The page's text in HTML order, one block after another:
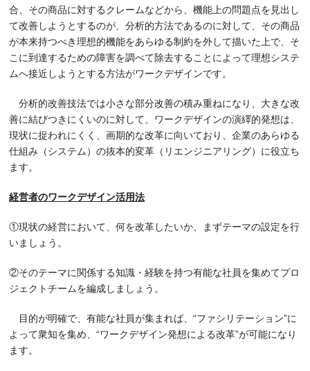
合、その商品に対するクレームなどから、機能上の問題点を見出し
て改善しようとするのが、分析的方法であるのに対して、その商品
が本来持つべき理想的機能をあらゆる制約を外して描いた上で、そ
こに到達するための障害を調べて除去することによって理想システ
ムへ接近しようとする方法がワークデザインです。
分析的改善技法では小さな部分改善の積み重ねになり、大きな改
善に結びつきにくいのに対して、ワークデザインの演繹的発想は、
現状に捉われにくく、画期的な改革に向いており、企業のあらゆる
仕組み（システム）の抜本的変革（リエンジニアリング）に役立ち
ます。
経営者のワークデザイン活用法
①現状の経営において、何を改革したいか、まずテーマの設定を行
いましょう。
②そのテーマに関係する知識・経験を持つ有能な社員を集めてプロ
ジェクトチームを編成しましょう。
目的が明確で、有能な社員が集まれば、“ファシリテーション”に
よって衆知を集め、“ワークデザイン発想による改革”が可能になり
ます。